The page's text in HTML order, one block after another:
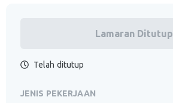
Lamaran Ditutup
Telah ditutup
JENIS PEKERJAAN